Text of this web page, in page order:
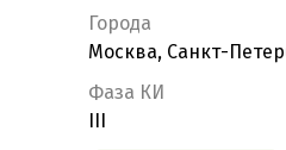
Города
Москва, Санкт-
Фаза КИ